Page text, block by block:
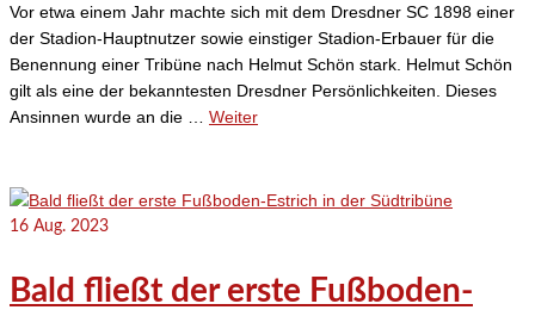
Vor etwa einem Jahr machte sich mit dem Dresdner SC 1898 einer
der Stadion-Hauptnutzer sowie einstiger Stadion-Erbauer für die
Benennung einer Tribüne nach Helmut Schön stark. Helmut Schön
gilt als eine der bekanntesten Dresdner Persönlichkeiten. Dieses
Ansinnen wurde an die … Weiter
16 Aug. 2023
Bald fließt der erste Fußboden-